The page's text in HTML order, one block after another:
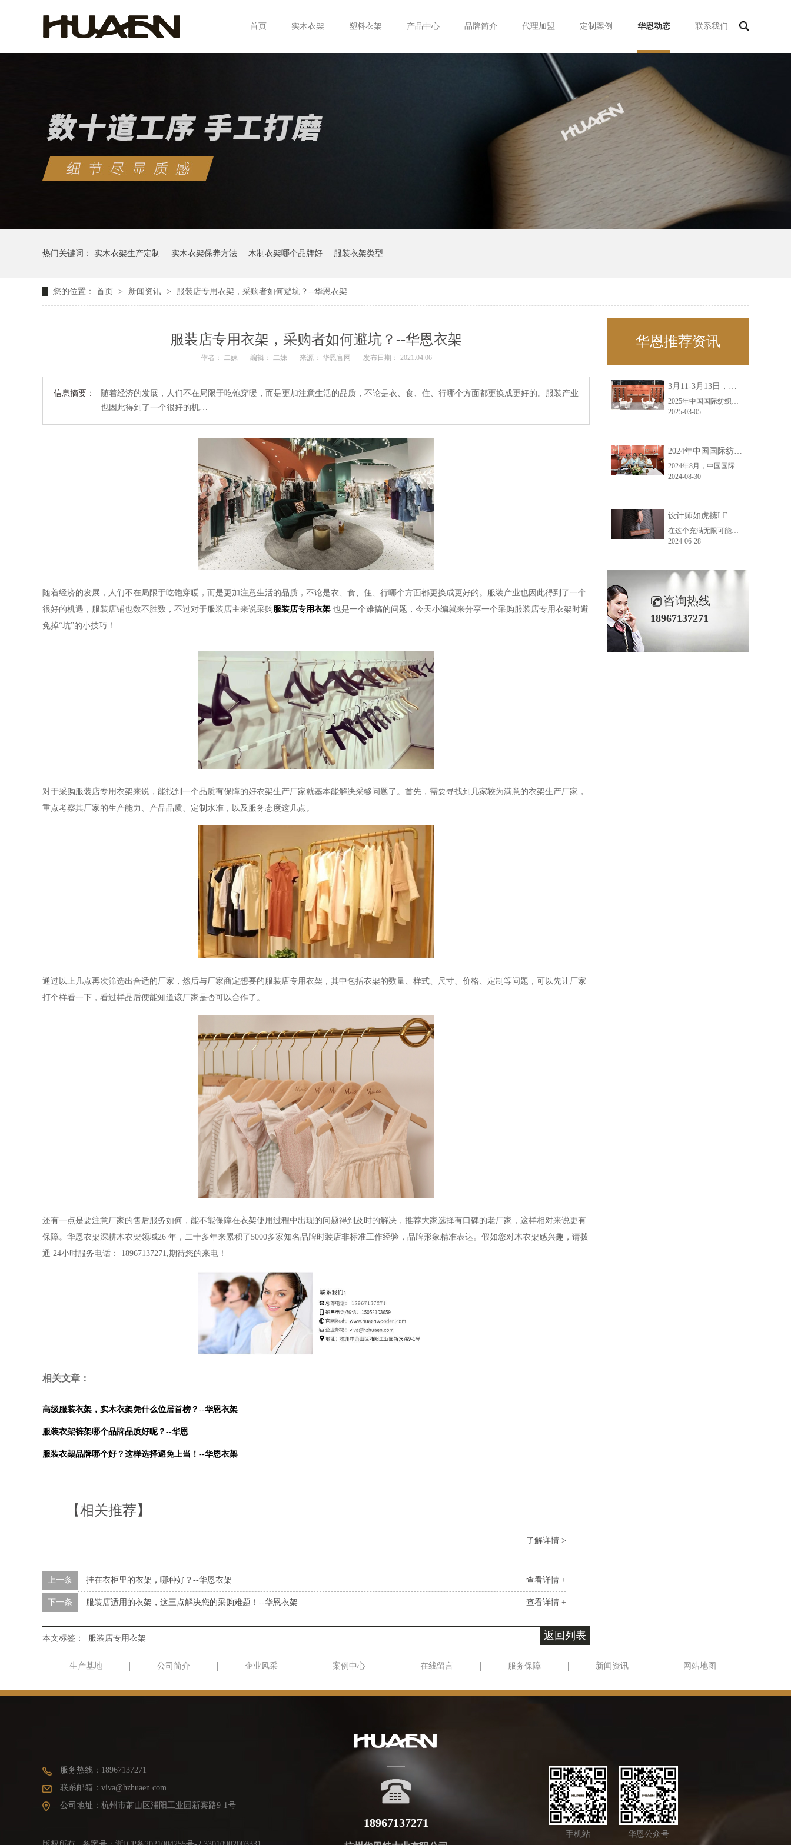
首页 实木衣架 塑料衣架 产品中心 品牌简介 代理加盟 定制案例 华恩动态 联系我们
热门关键词： 实木衣架生产定制 实木衣架保养方法 木制衣架哪个品牌好 服装衣架类型
您的位置： 首页 > 新闻资讯 > 服装店专用衣架，采购者如何避坑？--华恩衣架
服装店专用衣架，采购者如何避坑？--华恩衣架
作者： 二妹 编辑： 二妹 来源： 华恩官网 发布日期： 2021.04.06
信息摘要：
随着经济的发展，人们不在局限于吃饱穿暖，而是更加注意生活的品质，不论是衣、食、住、行哪个方面都更换成更好的。服装产业
也因此得到了一个很好的机…
随着经济的发展，人们不在局限于吃饱穿暖，而是更加注意生活的品质，不论是衣、食、住、行哪个方面都更换成更好的。服装产业也因此得到了一个
很好的机遇，服装店铺也数不胜数，不过对于服装店主来说采购服装店专用衣架 也是一个难搞的问题，今天小编就来分享一个采购服装店专用衣架时避
免掉“坑”的小技巧！
对于采购服装店专用衣架来说，能找到一个品质有保障的好衣架生产厂家就基本能解决采够问题了。首先，需要寻找到几家较为满意的衣架生产厂家，
重点考察其厂家的生产能力、产品品质、定制水准，以及服务态度这几点。
通过以上几点再次筛选出合适的厂家，然后与厂家商定想要的服装店专用衣架，其中包括衣架的数量、样式、尺寸、价格、定制等问题，可以先让厂家
打个样看一下，看过样品后便能知道该厂家是否可以合作了。
还有一点是要注意厂家的售后服务如何，能不能保障在衣架使用过程中出现的问题得到及时的解决，推荐大家选择有口碑的老厂家，这样相对来说更有
保障。 华恩衣架深耕木衣架领域26 年，二十多年来累积了5000多家知名品牌时装店非标准工作经验，品牌形象精准表达。假如您对木衣架感兴趣，请拨
通 24小时服务电话： 18967137271,期待您的来电！
相关文章：
高级服装衣架，实木衣架凭什么位居首榜？--华恩衣架
服装衣架裤架哪个品牌品质好呢？--华恩
服装衣架品牌哪个好？这样选择避免上当！--华恩衣架
【相关推荐】
了解详情 >
查看详情 +
上一条 挂在衣柜里的衣架，哪种好？--华恩衣架
查看详情 +
下一条 服装店适用的衣架，这三点解决您的采购难题！--华恩衣架
返回列表
本文标签： 服装店专用衣架
华恩推荐资讯
3月11-3月13日，华恩诚邀您共赴上海面辅料春夏展——华恩
2025年中国国际纺织面料及辅料（春夏）博览会即将盛大开启！感谢您对华恩品牌的关注！3.11-3.13，杭州华恩（LEMONLEE）诚邀您共赴这场春日的宴会！
2025-03-05
2024年中国国际纺织面料及辅料（秋冬）博览会完美收官！——华恩
2024年8月，中国国际纺织面料及辅料（秋冬）博览会完美收官！作为一家拥有30年历史的专业衣架制造商，我们非常荣幸能够参与这一盛会，并在此期间与众多客户进行了广泛而深入的交流。
2024-08-30
设计师如虎携LEMONLEE红雪松礼盒荣获第六届未来·已来香港新锐当代设计奖铜奖
在这个充满无限可能的2024年夏季，LEMONLEE品牌设计师如虎以其非凡的创意与对自然的深刻理解，精心打造的红雪松木球礼盒，在“2024未来·已来——第六届香港新锐当代设计奖”中摘得铜奖。这不仅是对设计师如虎原创设计能力的嘉奖，更是对LEMONLEE品牌的高度认可。
2024-06-28
咨询热线
18967137271
生产基地 公司简介 企业风采 案例中心 在线留言 服务保障 新闻资讯 网站地图
服务热线：18967137271
联系邮箱：viva@hzhuaen.com
公司地址：杭州市萧山区浦阳工业园新宾路9-1号
18967137271
手机站 华恩公众号